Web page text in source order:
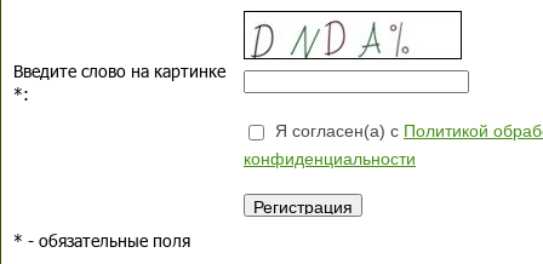
Введите слово на картинке
*:
Я согласен(а) с Политикой
конфиденциальности
* - обязательные поля